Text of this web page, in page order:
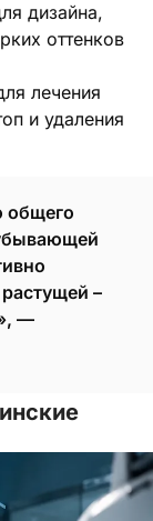
дизайна,
оттенков
лечения
и удаления
общего
–
—